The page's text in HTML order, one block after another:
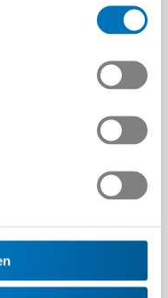
mit PiBS
praxisorientierte PiBS-
mit